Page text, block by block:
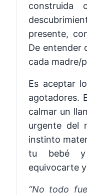
construida
presente,
De entender
cada madre/
Es aceptar
agotadores.
calmar un
urgente del
instinto
tu bebé y
equivocarte
“No todo